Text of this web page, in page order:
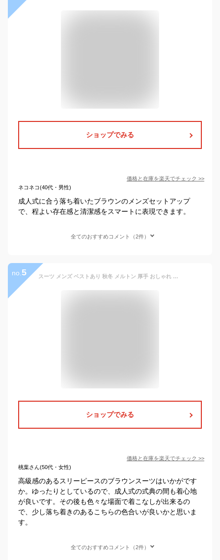
ショップでみる
価格と在庫を楽天でチェック >>
ネコネコ(40代・男性)
成人式に合う落ち着いたブラウンのメンズセットアップ
で、程よい存在感と清潔感をスマートに表現できます。
全てのおすすめコメント（2件）
no. 5 スーツ メンズ ベストあり 秋冬 メルトン 厚手 おしゃれ 冬物 スリーピース 大きいサイズ 長袖 ビジネス スーツ ジャケット メンズ スリムスーツ 紳士服 メンズスーツ 秋冬 卒業式 成人式 面接 入学式 高級 上品 3XL 4XL 5XL 6XL 7XL ブラウン グレー dg020wywyl6
ショップでみる
価格と在庫を楽天でチェック >>
桃葉さん(50代・女性)
高級感のあるスリーピースのブラウンスーツはいかがです
か。ゆったりとしているので、成人式の式典の間も着心地
が良いです。その後も色々な場面で着こなしが出来るの
で、少し落ち着きのあるこちらの色合いが良いかと思いま
す。
全てのおすすめコメント（2件）